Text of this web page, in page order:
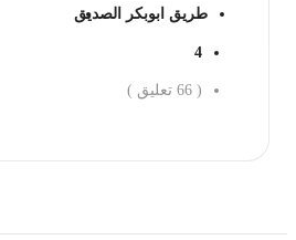
طريق ابوبكر الصديق
66 تعليق )